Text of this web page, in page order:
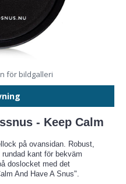
för bildgalleri
- Keep Calm
på ovansidan. Robust,
kant för bekväm
doslocket med det
And Have A Snus".